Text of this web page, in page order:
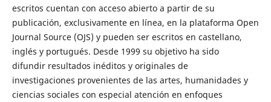
escritos cuentan con acceso abierto a partir de su
publicación, exclusivamente en línea, en la plataforma Open
Journal Source (OJS) y pueden ser escritos en castellano,
inglés y portugués. Desde 1999 su objetivo ha sido
difundir resultados inéditos y originales de
investigaciones provenientes de las artes, humanidades y
ciencias sociales con especial atención en enfoques